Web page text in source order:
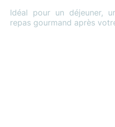
Idéal pour un déjeuner,
repas gourmand après